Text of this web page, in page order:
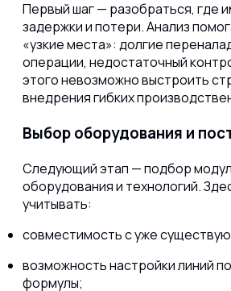
Первый шаг — разобраться, где
задержки и потери. Анализ
«узкие места»: долгие
операции, недостаточный
этого невозможно выстроить
внедрения гибких
Выбор оборудования и
Следующий этап — подбор
оборудования и технологий.
учитывать:
совместимость с уже
возможность настройки линий
формулы;